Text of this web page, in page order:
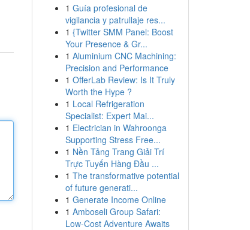
1 Guía profesional de
vigilancia y patrullaje res...
1 {Twitter SMM Panel: Boost
Your Presence & Gr...
1 Aluminium CNC Machining:
Precision and Performance
1 OfferLab Review: Is It Truly
Worth the Hype ?
1 Local Refrigeration
Specialist: Expert Mai...
1 Electrician in Wahroonga
Supporting Stress Free...
1 Nền Tảng Trang Giải Trí
Trực Tuyến Hàng Đầu ...
1 The transformative potential
of future generati...
1 Generate Income Online
1 Amboseli Group Safari:
Low-Cost Adventure Awaits